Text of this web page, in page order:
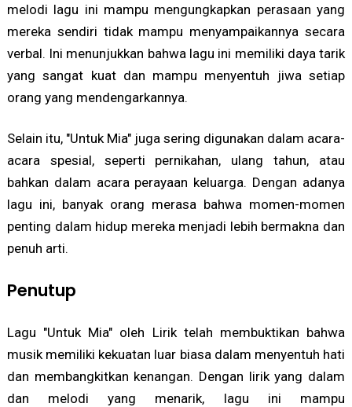
melodi lagu ini mampu mengungkapkan perasaan yang
mereka sendiri tidak mampu menyampaikannya secara
verbal. Ini menunjukkan bahwa lagu ini memiliki daya tarik
yang sangat kuat dan mampu menyentuh jiwa setiap
orang yang mendengarkannya.
Selain itu, "Untuk Mia" juga sering digunakan dalam acara-
acara spesial, seperti pernikahan, ulang tahun, atau
bahkan dalam acara perayaan keluarga. Dengan adanya
lagu ini, banyak orang merasa bahwa momen-momen
penting dalam hidup mereka menjadi lebih bermakna dan
penuh arti.
Penutup
Lagu "Untuk Mia" oleh Lirik telah membuktikan bahwa
musik memiliki kekuatan luar biasa dalam menyentuh hati
dan membangkitkan kenangan. Dengan lirik yang dalam
dan melodi yang menarik, lagu ini mampu